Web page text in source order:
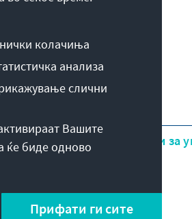
die Soziale
die Entwicklung und
на податоци Услови за
колачиња
анализа
слични
Вашите
ќе биде одново
Прифати ги сите